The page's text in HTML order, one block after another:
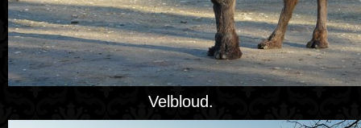
Velbloud.